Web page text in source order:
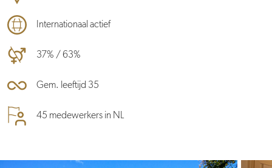
Internationaal actief
37% / 63%
Gem. leeftijd 35
45 medewerkers in NL